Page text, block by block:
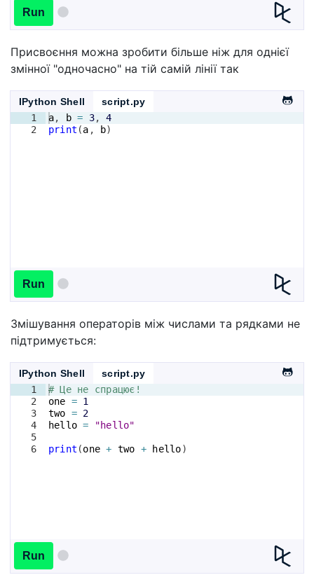
Run
Присвоєння можна зробити більше ніж для однієї
змінної "одночасно" на тій самій лінії так
IPython Shell
script.py
1
2
a, b = 3, 4
print (a , b)
Run
Змішування операторів між числами та рядками не
підтримується:
IPython Shell
script.py
1
2
3
4
5
6
# Це не спрацює!
one = 1
two = 2
hello = "hello"
print (one + two + hello)
Run